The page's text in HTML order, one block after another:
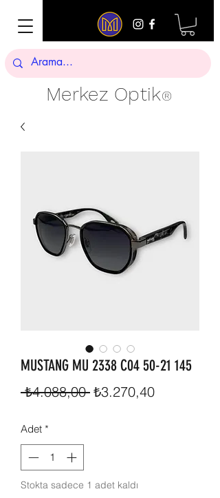
Merkez Optik®
MUSTANG MU 2338 C04 50-21 145
₺4.088,00 Normal
₺3.270,40İndirimli
Adet *
Stokta sadece 1 adet kaldı